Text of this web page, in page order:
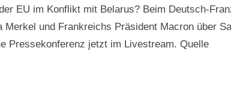
EU im Konflikt mit Belarus? Beim Deutsch-
Merkel und Frankreichs Präsident Macron über
Pressekonferenz jetzt im Livestream. Quelle